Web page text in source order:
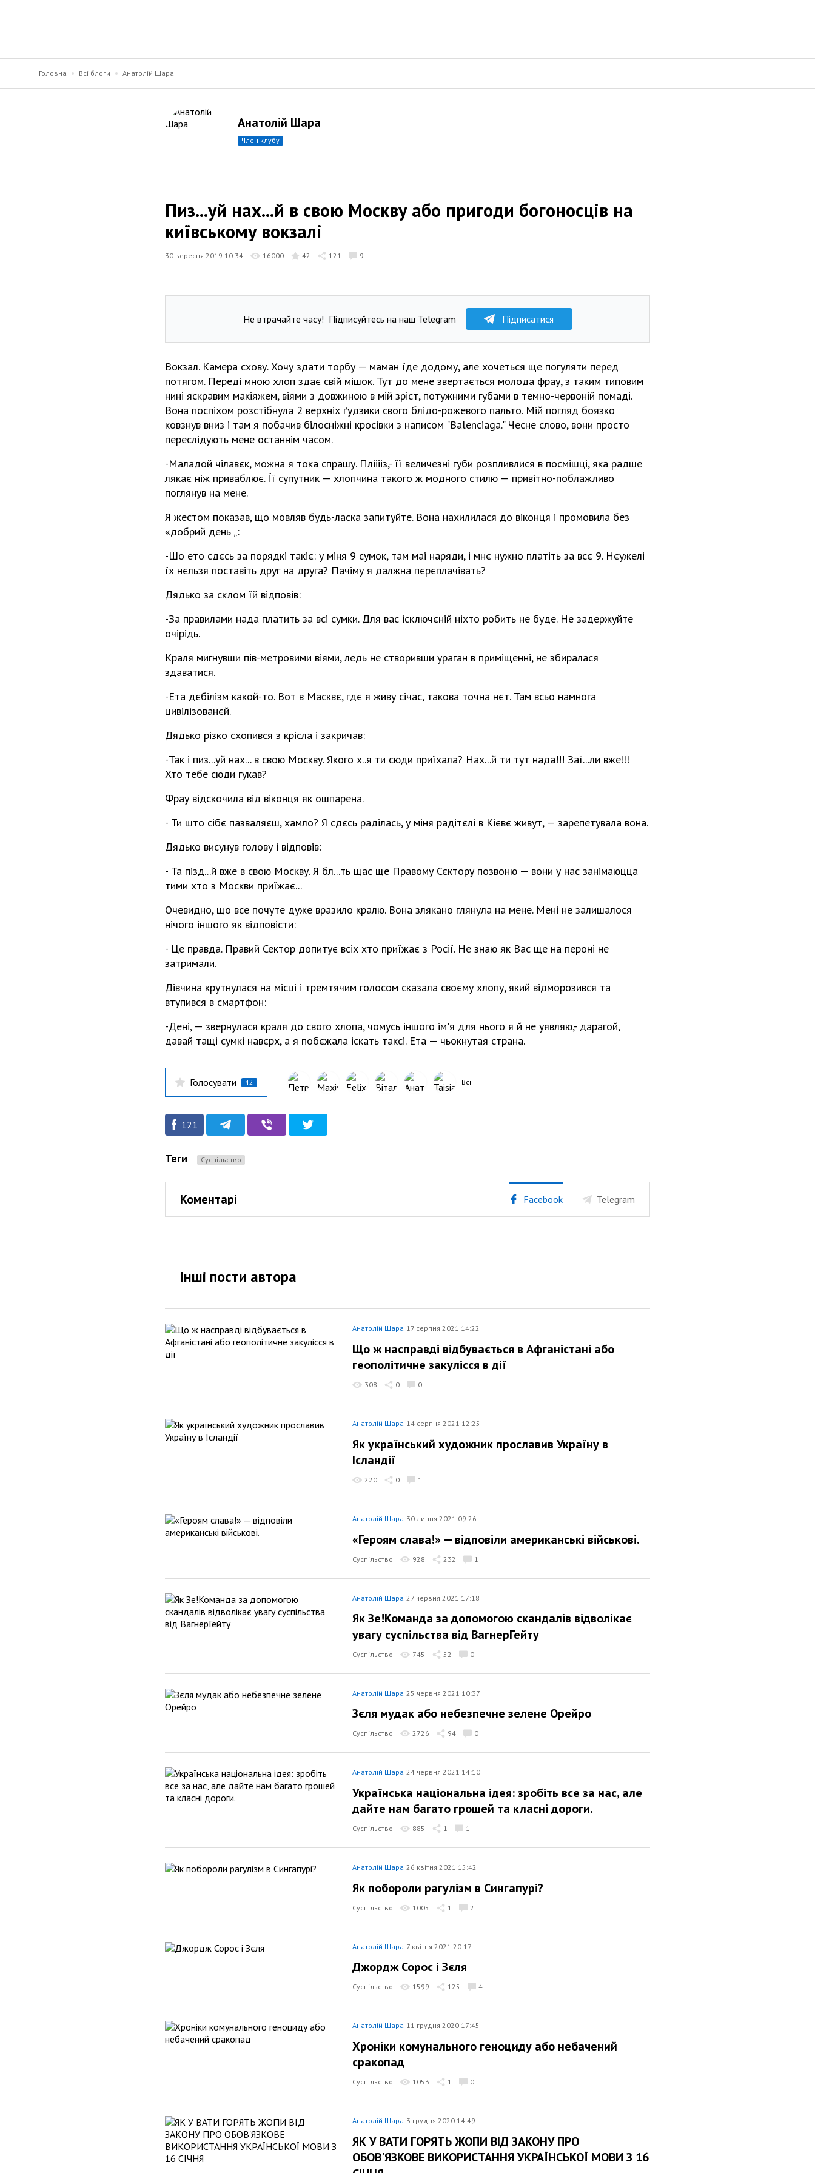
Головна Всі блоги Анатолій Шара
Анатолій Шара
член клубу
Пиз...уй нах...й в свою Москву або пригоди богоносців на
київському вокзалі
30 вересня 2019 10:34 16000 42 121 9
Не втрачайте часу! Підписуйтесь на наш Telegram Підписатися
Вокзал. Камера схову. Хочу здати торбу — маман їде додому, але хочеться ще погуляти перед
потягом. Переді мною хлоп здає свій мішок. Тут до мене звертається молода фрау, з таким типовим
нині яскравим макіяжем, віями з довжиною в мій зріст, потужними губами в темно-червоній помаді.
Вона поспіхом розстібнула 2 верхніх ґудзики свого блідо-рожевого пальто. Мій погляд боязко
ковзнув вниз і там я побачив білосніжні кросівки з написом "Balenciaga." Чесне слово, вони просто
переслідують мене останнім часом.
-Маладой чілавєк, можна я тока спрашу. Плііііз,- її величезні губи розпливлися в посмішці, яка радше
лякає ніж приваблює. Її супутник — хлопчина такого ж модного стилю — привітно-поблажливо
поглянув на мене.
Я жестом показав, що мовляв будь-ласка запитуйте. Вона нахилилася до віконця і промовила без
«добрий день „:
-Шо ето сдєсь за порядкі такіє: у міня 9 сумок, там маі наряди, і мнє нужно платіть за всє 9. Нєужелі
їх нєльзя поставіть друг на друга? Пачіму я далжна пєрєплачівать?
Дядько за склом їй відповів:
-За правилами нада платить за всі сумки. Для вас ісключєній ніхто робить не буде. Не задержуйте
очірідь.
Краля мигнувши пів-метровими віями, ледь не створивши ураган в приміщенні, не збиралася
здаватися.
-Ета дєбілізм какой-то. Вот в Масквє, гдє я живу січас, такова точна нєт. Там всьо намнога
цивілізованєй.
Дядько різко схопився з крісла і закричав:
-Так і пиз...уй нах... в свою Москву. Якого х..я ти сюди приїхала? Нах...й ти тут нада!!! Заї...ли вже!!!
Хто тебе сюди гукав?
Фрау відскочила від віконця як ошпарена.
- Ти што сібє пазваляєш, хамло? Я сдєсь раділась, у міня радітєлі в Кієвє живут, — зарепетувала вона.
Дядько висунув голову і відповів:
- Та пізд...й вже в свою Москву. Я бл...ть щас ще Правому Сєктору позвоню — вони у нас занімаюцца
тими хто з Москви приїжає...
Очевидно, що все почуте дуже вразило кралю. Вона злякано глянула на мене. Мені не залишалося
нічого іншого як відповісти:
- Це правда. Правий Сектор допитує всіх хто приїжає з Росії. Не знаю як Вас ще на пероні не
затримали.
Дівчина крутнулася на місці і тремтячим голосом сказала своєму хлопу, який відморозився та
втупився в смартфон:
-Дені, — звернулася краля до свого хлопа, чомусь іншого ім'я для нього я й не уявляю,- дарагой,
давай тащі сумкі навєрх, а я побєжала іскать таксі. Ета — чьокнутая страна.
Голосувати 42 Всі
121
Теги Суспільство
Коментарі Facebook Telegram
Інші пости автора
Анатолій Шара 17 серпня 2021 14:22
Що ж насправді відбувається в Афганістані або
геополітичне закулісся в дії
308 0 0
Анатолій Шара 14 серпня 2021 12:25
Як український художник прославив Україну в
Ісландії
220 0 1
Анатолій Шара 30 липня 2021 09:26
«Героям слава!» — відповіли американські військові.
Суспільство 928 232 1
Анатолій Шара 27 червня 2021 17:18
Як Зе!Команда за допомогою скандалів відволікає
увагу суспільства від ВагнерГейту
Суспільство 745 52 0
Анатолій Шара 25 червня 2021 10:37
Зєля мудак або небезпечне зелене Орейро
Суспільство 2726 94 0
Анатолій Шара 24 червня 2021 14:10
Українська національна ідея: зробіть все за нас, але
дайте нам багато грошей та класні дороги.
Суспільство 885 1 1
Анатолій Шара 26 квітня 2021 15:42
Як побороли рагулізм в Сингапурі?
Суспільство 1005 1 2
Анатолій Шара 7 квітня 2021 20:17
Джордж Сорос і Зєля
Суспільство 1599 125 4
Анатолій Шара 11 грудня 2020 17:45
Хроніки комунального геноциду або небачений
сракопад
Суспільство 1053 1 0
Анатолій Шара 3 грудня 2020 14:49
ЯК У ВАТИ ГОРЯТЬ ЖОПИ ВІД ЗАКОНУ ПРО
ОБОВ'ЯЗКОВЕ ВИКОРИСТАННЯ УКРАЇНСЬКОЇ МОВИ З 16